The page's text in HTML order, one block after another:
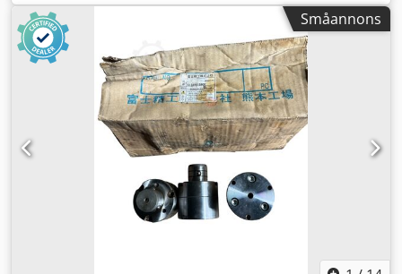
nivellfot - Justerbar - Anliggningsyta bredd: 125 mm
Dedpod Rhd Aefx Amusck - Pris: per styck - Antal: 17
stycken - Mått: 278/125/H78 mm - Vikt: 8,1 kg/styck
Småannons